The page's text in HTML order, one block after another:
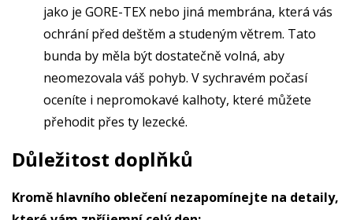
jako je GORE-TEX nebo jiná membrána, která vás
ochrání před deštěm a studeným větrem. Tato
bunda by měla být dostatečně volná, aby
neomezovala váš pohyb. V sychravém počasí
oceníte i nepromokavé kalhoty, které můžete
přehodit přes ty lezecké.
Důležitost doplňků
Kromě hlavního oblečení nezapomínejte na detaily,